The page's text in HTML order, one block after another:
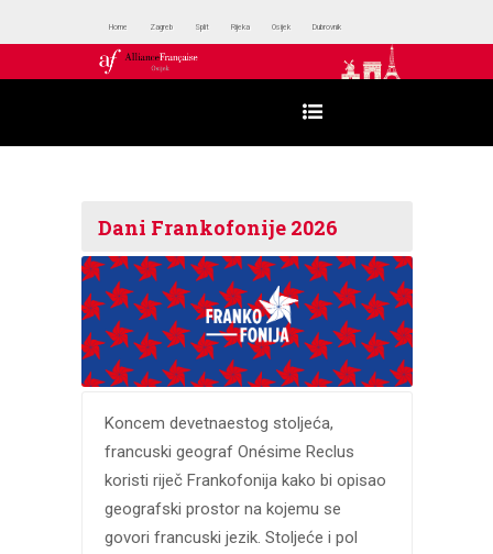
Home Zagreb Split Rijeka Osijek Dubrovnik
Dani Frankofonije 2026
Koncem devetnaestog stoljeća,
francuski geograf Onésime Reclus
koristi riječ Frankofonija kako bi opisao
geografski prostor na kojemu se
govori francuski jezik. Stoljeće i pol